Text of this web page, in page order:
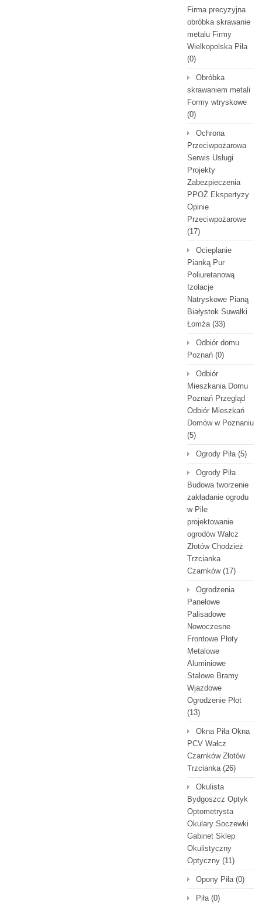
Firma precyzyjna
obróbka skrawanie
metalu Firmy
Wielkopolska Piła
(0)
Obróbka
skrawaniem metali
Formy wtryskowe
(0)
Ochrona
Przeciwpożarowa
Serwis Usługi
Projekty
Zabezpieczenia
PPOŻ Ekspertyzy
Opinie
Przeciwpożarowe
(17)
Ocieplanie
Pianką Pur
Poliuretanową
Izolacje
Natryskowe Pianą
Białystok Suwałki
Łomża(33)
Odbiór domu
Poznań (0)
Odbiór
Mieszkania Domu
Poznań Przegląd
Odbiór Mieszkań
Domów w Poznaniu
(5)
Ogrody Piła(5)
Ogrody Piła
Budowa tworzenie
zakładanie ogrodu
w Pile
projektowanie
ogrodów Wałcz
Złotów Chodzież
Trzcianka
Czarnków(17)
Ogrodzenia
Panelowe
Palisadowe
Nowoczesne
Frontowe Płoty
Metalowe
Aluminiowe
Stalowe Bramy
Wjazdowe
Ogrodzenie Płot
(13)
Okna Piła Okna
PCV Wałcz
Czarnków Złotów
Trzcianka(26)
Okulista
Bydgoszcz Optyk
Optometrysta
Okulary Soczewki
Gabinet Sklep
Okulistyczny
Optyczny (11)
Opony Piła(0)
Piła(0)